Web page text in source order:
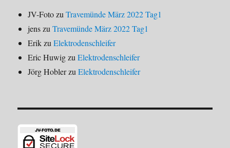
JV-FotozuTravemünde März 2022 Tag1
jenszuTravemünde März 2022 Tag1
ErikzuElektrodenschleifer
Eric HuwigzuElektrodenschleifer
Jörg HoblerzuElektrodenschleifer